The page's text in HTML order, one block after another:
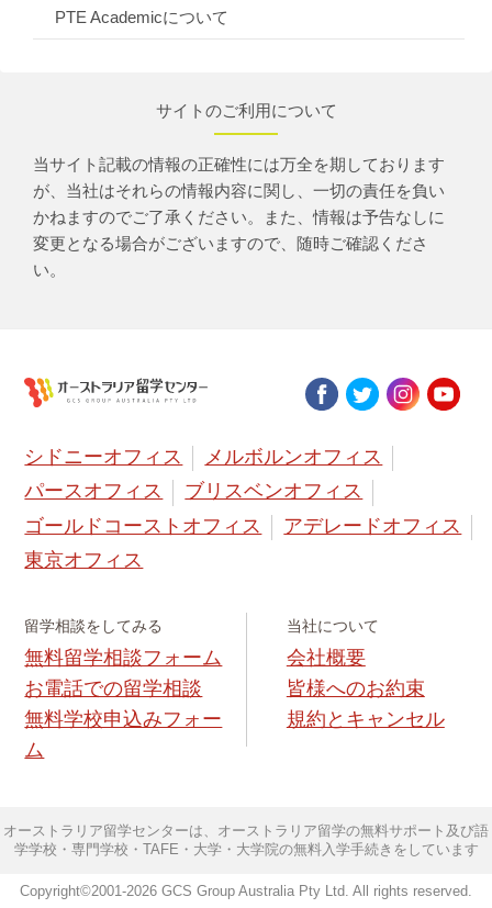
PTE Academicについて
サイトのご利用について
当サイト記載の情報の正確性には万全を期しております
が、当社はそれらの情報内容に関し、一切の責任を負い
かねますのでご了承ください。また、情報は予告なしに
変更となる場合がございますので、随時ご確認くださ
い。
シドニーオフィス
メルボルンオフィス
パースオフィス
ブリスベンオフィス
ゴールドコーストオフィス
アデレードオフィス
東京オフィス
留学相談をしてみる
無料留学相談フォーム
お電話での留学相談
無料学校申込みフォー
ム
当社について
会社概要
皆様へのお約束
規約とキャンセル
オーストラリア留学センターは、オーストラリア留学の無料サポート及び語
学学校・専門学校・TAFE・大学・大学院の無料入学手続きをしています
Copyright©2001-2026 GCS Group Australia Pty Ltd. All rights reserved.